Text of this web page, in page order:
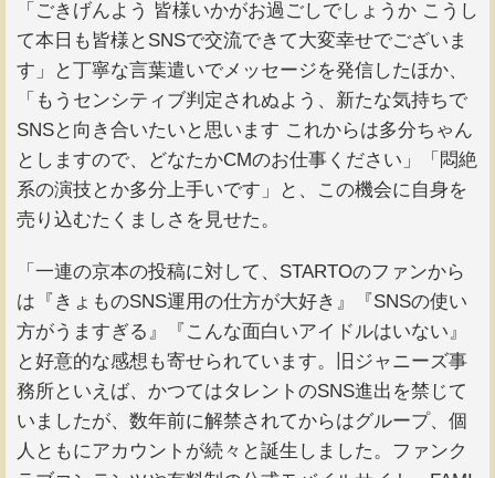
「ごきげんよう 皆様いかがお過ごしでしょうか こうし
て本日も皆様とSNSで交流できて大変幸せでございま
す」と丁寧な言葉遣いでメッセージを発信したほか、
「もうセンシティブ判定されぬよう、新たな気持ちで
SNSと向き合いたいと思います これからは多分ちゃん
としますので、どなたかCMのお仕事ください」「悶絶
系の演技とか多分上手いです」と、この機会に自身を
売り込むたくましさを見せた。
「一連の京本の投稿に対して、STARTOのファンから
は『きょものSNS運用の仕方が大好き』『SNSの使い
方がうますぎる』『こんな面白いアイドルはいない』
と好意的な感想も寄せられています。旧ジャニーズ事
務所といえば、かつてはタレントのSNS進出を禁じて
いましたが、数年前に解禁されてからはグループ、個
人ともにアカウントが続々と誕生しました。ファンク